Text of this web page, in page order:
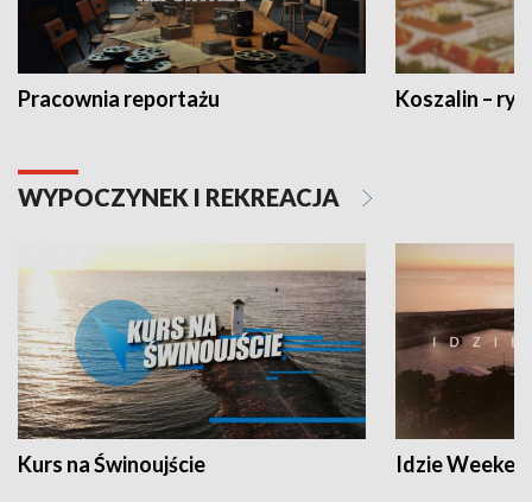
Pracownia reportażu Koszalin –
WYPOCZYNEK I REKREACJA
Kurs na Świnoujście Idzie